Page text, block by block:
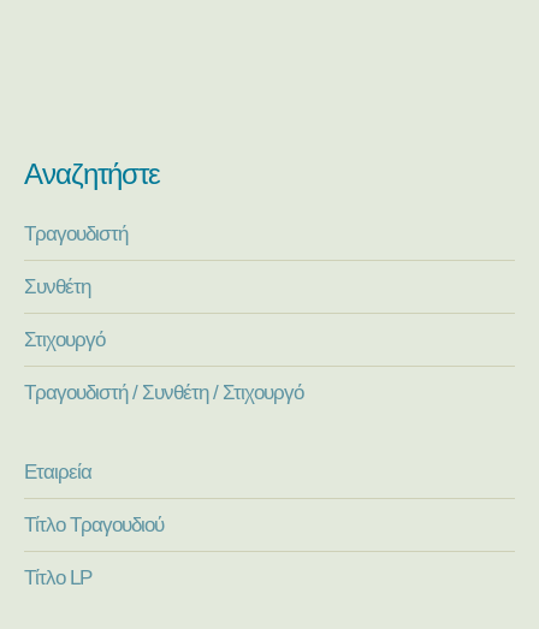
Αναζητήστε
Τραγουδιστή
Συνθέτη
Στιχουργό
Τραγουδιστή / Συνθέτη / Στιχουργό
Εταιρεία
Τίτλο Τραγουδιού
Τίτλο LP